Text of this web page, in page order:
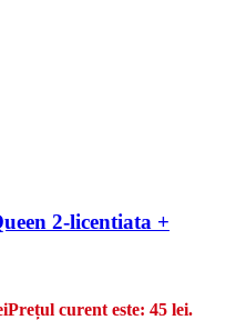
2-licentiata +
Prețul curent este: 45 lei.